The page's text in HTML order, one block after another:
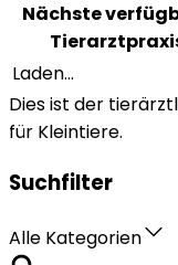
Nächste
Laden...
Dies ist der
für Kleintiere.
Suchfilter
Alle Kategorien